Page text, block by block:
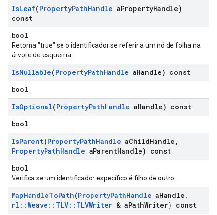
IsLeaf(PropertyPathHandle aPropertyHandle)
const
bool
Retorna "true" se o identificador se referir a um nó de folha na
árvore de esquema.
IsNullable(PropertyPathHandle aHandle) const
bool
IsOptional(PropertyPathHandle aHandle) const
bool
IsParent(PropertyPathHandle aChildHandle ,
PropertyPathHandle aParentHandle) const
bool
Verifica se um identificador específico é filho de outro.
MapHandleToPath(PropertyPathHandle aHandle ,
nl ::Weave :: TLV:: TLVWriter & aPathWriter) const